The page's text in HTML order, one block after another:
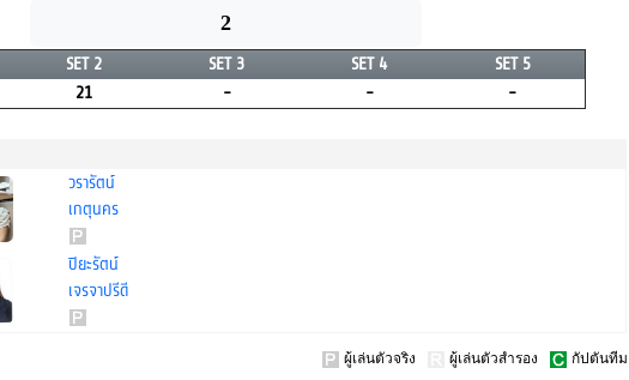
2
SET 2 SET 3 SET 4
SET 5
21 - - -
วรารัตน์
เกตุนคร
ปิยะรัตน์
เจรจาปรีดี
ผู้เล่นตัวจริง ผู้เล่นตัวสำรอง กัปตันทีม